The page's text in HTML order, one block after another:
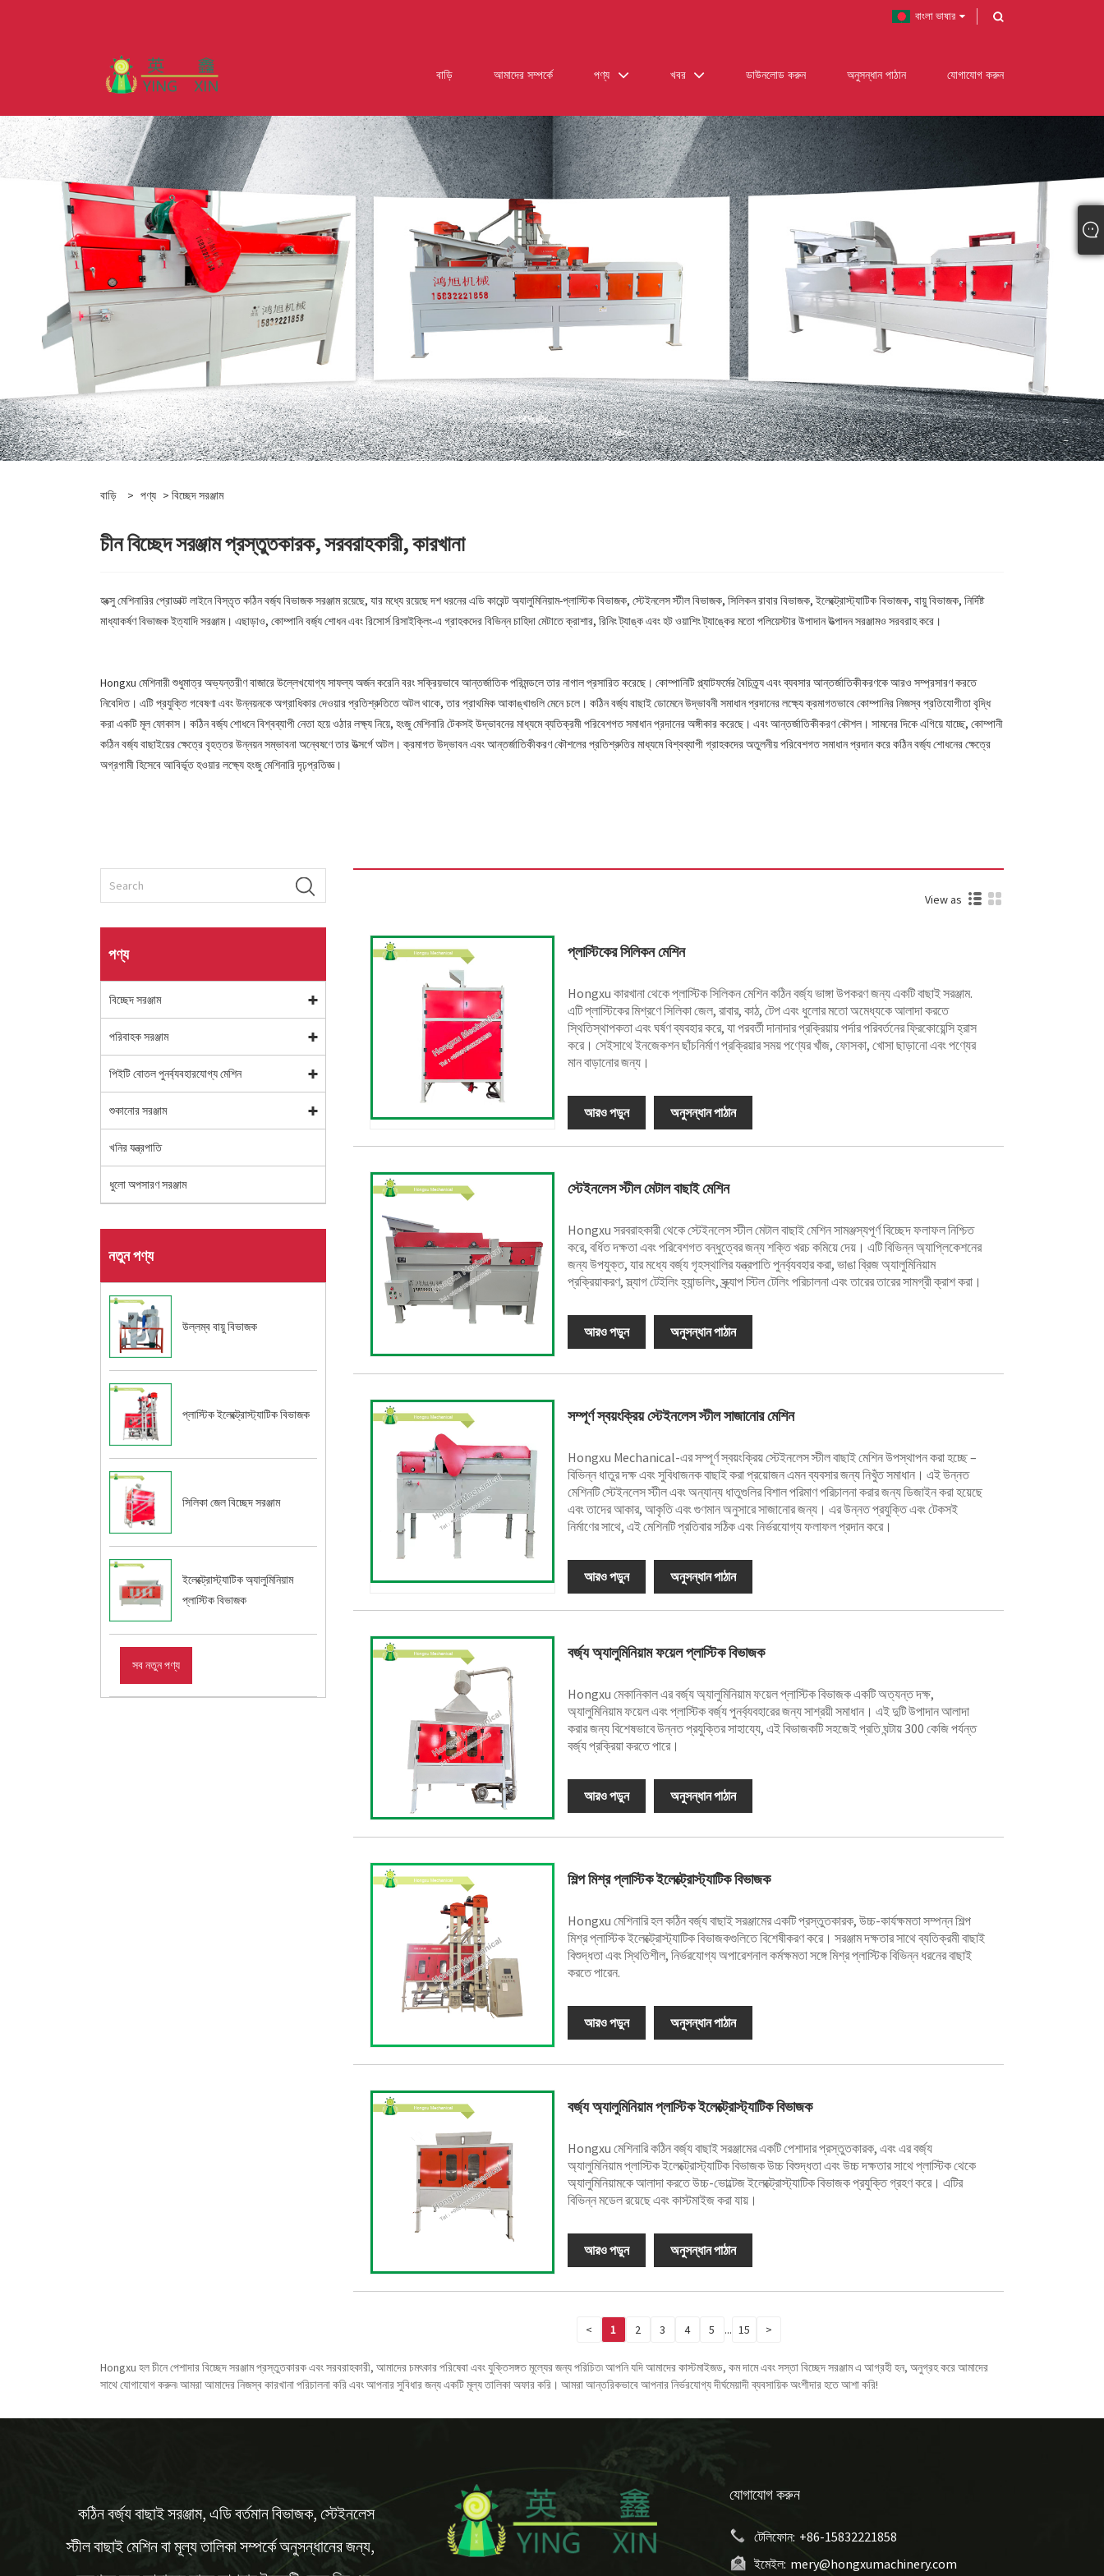
বাংলা ভাষার
বাড়ি আমাদের সম্পর্কে পণ্য খবর ডাউনলোড করুন অনুসন্ধান পাঠান যোগাযোগ করুন
বাড়ি > পণ্য > বিচ্ছেদ সরঞ্জাম
চীন বিচ্ছেদ সরঞ্জাম প্রস্তুতকারক, সরবরাহকারী, কারখানা
হংক্সু মেশিনারির প্রোডাক্ট লাইনে বিস্তৃত কঠিন বর্জ্য বিভাজক সরঞ্জাম রয়েছে, যার মধ্যে রয়েছে দশ ধরনের এডি কারেন্ট অ্যালুমিনিয়াম-প্লাস্টিক বিভাজক, স্টেইনলেস স্টীল বিভাজক, সিলিকন রাবার বিভাজক, ইলেক্ট্রোস্ট্যাটিক বিভাজক, বায়ু বিভাজক, নির্দিষ্ট
মাধ্যাকর্ষণ বিভাজক ইত্যাদি সরঞ্জাম। এছাড়াও, কোম্পানি বর্জ্য শোধন এবং রিসোর্স রিসাইক্লিং-এ গ্রাহকদের বিভিন্ন চাহিদা মেটাতে ক্রাশার, রিনিং ট্যাঙ্ক এবং হট ওয়াশিং ট্যাঙ্কের মতো পলিয়েস্টার উপাদান উত্পাদন সরঞ্জামও সরবরাহ করে।
Hongxu মেশিনারী শুধুমাত্র অভ্যন্তরীণ বাজারে উল্লেখযোগ্য সাফল্য অর্জন করেনি বরং সক্রিয়ভাবে আন্তর্জাতিক পরিমন্ডলে তার নাগাল প্রসারিত করেছে। কোম্পানিটি প্ল্যাটফর্মের বৈচিত্র্য এবং ব্যবসার আন্তর্জাতিকীকরণকে আরও সম্প্রসারণ করতে
নিবেদিত। এটি প্রযুক্তি গবেষণা এবং উন্নয়নকে অগ্রাধিকার দেওয়ার প্রতিশ্রুতিতে অটল থাকে, তার প্রাথমিক আকাঙ্খাগুলি মেনে চলে। কঠিন বর্জ্য বাছাই ডোমেনে উদ্ভাবনী সমাধান প্রদানের লক্ষ্যে ক্রমাগতভাবে কোম্পানির নিজস্ব প্রতিযোগীতা বৃদ্ধি
করা একটি মূল ফোকাস। কঠিন বর্জ্য শোধনে বিশ্বব্যাপী নেতা হয়ে ওঠার লক্ষ্য নিয়ে, হংজু মেশিনারি টেকসই উদ্ভাবনের মাধ্যমে ব্যতিক্রমী পরিবেশগত সমাধান প্রদানের অঙ্গীকার করেছে। এবং আন্তর্জাতিকীকরণ কৌশল। সামনের দিকে এগিয়ে যাচ্ছে, কোম্পানী
কঠিন বর্জ্য বাছাইয়ের ক্ষেত্রে বৃহত্তর উন্নয়ন সম্ভাবনা অন্বেষণে তার উত্সর্গে অটল। ক্রমাগত উদ্ভাবন এবং আন্তর্জাতিকীকরণ কৌশলের প্রতিশ্রুতির মাধ্যমে বিশ্বব্যাপী গ্রাহকদের অতুলনীয় পরিবেশগত সমাধান প্রদান করে কঠিন বর্জ্য শোধনের ক্ষেত্রে
অগ্রগামী হিসেবে আবির্ভূত হওয়ার লক্ষ্যে হংজু মেশিনারি দৃঢ়প্রতিজ্ঞ।
পণ্য
বিচ্ছেদ সরঞ্জাম
পরিবাহক সরঞ্জাম
পিইটি বোতল পুনর্ব্যবহারযোগ্য মেশিন
শুকানোর সরঞ্জাম
খনির যন্ত্রপাতি
ধুলো অপসারণ সরঞ্জাম
নতুন পণ্য
উল্লম্ব বায়ু বিভাজক
প্লাস্টিক ইলেক্ট্রোস্ট্যাটিক বিভাজক
সিলিকা জেল বিচ্ছেদ সরঞ্জাম
ইলেক্ট্রোস্ট্যাটিক অ্যালুমিনিয়াম
প্লাস্টিক বিভাজক
সব নতুন পণ্য
View as
প্লাস্টিকের সিলিকন মেশিন
Hongxu কারখানা থেকে প্লাস্টিক সিলিকন মেশিন কঠিন বর্জ্য ভাঙ্গা উপকরণ জন্য একটি বাছাই সরঞ্জাম.
এটি প্লাস্টিকের মিশ্রণে সিলিকা জেল, রাবার, কাঠ, টেপ এবং ধুলোর মতো অমেধ্যকে আলাদা করতে
স্থিতিস্থাপকতা এবং ঘর্ষণ ব্যবহার করে, যা পরবর্তী দানাদার প্রক্রিয়ায় পর্দার পরিবর্তনের ফ্রিকোয়েন্সি হ্রাস
করে। সেইসাথে ইনজেকশন ছাঁচনির্মাণ প্রক্রিয়ার সময় পণ্যের খাঁজ, ফোসকা, খোসা ছাড়ানো এবং পণ্যের
মান বাড়ানোর জন্য।
আরও পড়ুন অনুসন্ধান পাঠান
স্টেইনলেস স্টীল মেটাল বাছাই মেশিন
Hongxu সরবরাহকারী থেকে স্টেইনলেস স্টীল মেটাল বাছাই মেশিন সামঞ্জস্যপূর্ণ বিচ্ছেদ ফলাফল নিশ্চিত
করে, বর্ধিত দক্ষতা এবং পরিবেশগত বন্ধুত্বের জন্য শক্তি খরচ কমিয়ে দেয়। এটি বিভিন্ন অ্যাপ্লিকেশনের
জন্য উপযুক্ত, যার মধ্যে বর্জ্য গৃহস্থালির যন্ত্রপাতি পুনর্ব্যবহার করা, ভাঙা ব্রিজ অ্যালুমিনিয়াম
প্রক্রিয়াকরণ, স্ল্যাগ টেইলিং হ্যান্ডলিং, স্ক্র্যাপ স্টিল টেলিং পরিচালনা এবং তারের তারের সামগ্রী ক্রাশ করা।
আরও পড়ুন অনুসন্ধান পাঠান
সম্পূর্ণ স্বয়ংক্রিয় স্টেইনলেস স্টীল সাজানোর মেশিন
Hongxu Mechanical-এর সম্পূর্ণ স্বয়ংক্রিয় স্টেইনলেস স্টীল বাছাই মেশিন উপস্থাপন করা হচ্ছে –
বিভিন্ন ধাতুর দক্ষ এবং সুবিধাজনক বাছাই করা প্রয়োজন এমন ব্যবসার জন্য নিখুঁত সমাধান। এই উন্নত
মেশিনটি স্টেইনলেস স্টীল এবং অন্যান্য ধাতুগুলির বিশাল পরিমাণ পরিচালনা করার জন্য ডিজাইন করা হয়েছে
এবং তাদের আকার, আকৃতি এবং গুণমান অনুসারে সাজানোর জন্য। এর উন্নত প্রযুক্তি এবং টেকসই
নির্মাণের সাথে, এই মেশিনটি প্রতিবার সঠিক এবং নির্ভরযোগ্য ফলাফল প্রদান করে।
আরও পড়ুন অনুসন্ধান পাঠান
বর্জ্য অ্যালুমিনিয়াম ফয়েল প্লাস্টিক বিভাজক
Hongxu মেকানিকাল এর বর্জ্য অ্যালুমিনিয়াম ফয়েল প্লাস্টিক বিভাজক একটি অত্যন্ত দক্ষ,
অ্যালুমিনিয়াম ফয়েল এবং প্লাস্টিক বর্জ্য পুনর্ব্যবহারের জন্য সাশ্রয়ী সমাধান। এই দুটি উপাদান আলাদা
করার জন্য বিশেষভাবে উন্নত প্রযুক্তির সাহায্যে, এই বিভাজকটি সহজেই প্রতি ঘন্টায় 300 কেজি পর্যন্ত
বর্জ্য প্রক্রিয়া করতে পারে।
আরও পড়ুন অনুসন্ধান পাঠান
শিল্প মিশ্র প্লাস্টিক ইলেক্ট্রোস্ট্যাটিক বিভাজক
Hongxu মেশিনারি হল কঠিন বর্জ্য বাছাই সরঞ্জামের একটি প্রস্তুতকারক, উচ্চ-কার্যক্ষমতা সম্পন্ন শিল্প
মিশ্র প্লাস্টিক ইলেক্ট্রোস্ট্যাটিক বিভাজকগুলিতে বিশেষীকরণ করে। সরঞ্জাম দক্ষতার সাথে ব্যতিক্রমী বাছাই
বিশুদ্ধতা এবং স্থিতিশীল, নির্ভরযোগ্য অপারেশনাল কর্মক্ষমতা সঙ্গে মিশ্র প্লাস্টিক বিভিন্ন ধরনের বাছাই
করতে পারেন.
আরও পড়ুন অনুসন্ধান পাঠান
বর্জ্য অ্যালুমিনিয়াম প্লাস্টিক ইলেক্ট্রোস্ট্যাটিক বিভাজক
Hongxu মেশিনারি কঠিন বর্জ্য বাছাই সরঞ্জামের একটি পেশাদার প্রস্তুতকারক, এবং এর বর্জ্য
অ্যালুমিনিয়াম প্লাস্টিক ইলেক্ট্রোস্ট্যাটিক বিভাজক উচ্চ বিশুদ্ধতা এবং উচ্চ দক্ষতার সাথে প্লাস্টিক থেকে
অ্যালুমিনিয়ামকে আলাদা করতে উচ্চ-ভোল্টেজ ইলেক্ট্রোস্ট্যাটিক বিভাজক প্রযুক্তি গ্রহণ করে। এটির
বিভিন্ন মডেল রয়েছে এবং কাস্টমাইজ করা যায়।
আরও পড়ুন অনুসন্ধান পাঠান
< 1 2 3 4 5 ... 15 >
Hongxu হল চীনে পেশাদার বিচ্ছেদ সরঞ্জাম প্রস্তুতকারক এবং সরবরাহকারী, আমাদের চমৎকার পরিষেবা এবং যুক্তিসঙ্গত মূল্যের জন্য পরিচিত৷ আপনি যদি আমাদের কাস্টমাইজড, কম দামে এবং সস্তা বিচ্ছেদ সরঞ্জাম এ আগ্রহী হন, অনুগ্রহ করে আমাদের
সাথে যোগাযোগ করুন৷ আমরা আমাদের নিজস্ব কারখানা পরিচালনা করি এবং আপনার সুবিধার জন্য একটি মূল্য তালিকা অফার করি। আমরা আন্তরিকভাবে আপনার নির্ভরযোগ্য দীর্ঘমেয়াদী ব্যবসায়িক অংশীদার হতে আশা করি!
কঠিন বর্জ্য বাছাই সরঞ্জাম, এডি বর্তমান বিভাজক, স্টেইনলেস
স্টীল বাছাই মেশিন বা মূল্য তালিকা সম্পর্কে অনুসন্ধানের জন্য,
যোগাযোগ করুন
টেলিফোন: +86-15832221858
ইমেইল: mery@hongxumachinery.com